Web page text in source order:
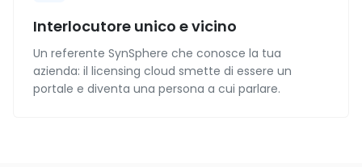
Interlocutore unico e vicino
Un referente SynSphere che conosce la tua
azienda: il licensing cloud smette di essere un
portale e diventa una persona a cui parlare.